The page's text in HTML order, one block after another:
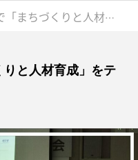
りと人材育成」をテーマに講演
と人材育成」をテ